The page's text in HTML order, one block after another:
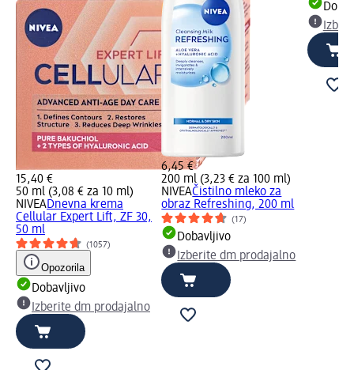
15,40 €
50 ml (3,08 € za 10 ml)
NIVEADnevna krema
Cellular Expert Lift, ZF 30,
50 ml
(1057)
Opozorila
Dobavljivo
Izberite dm prodajalno
6,45 €
200 ml (3,23 € za 100 ml)
NIVEAČistilno mleko za
obraz Refreshing, 200 ml
(17)
Dobavljivo
Izberite dm prodajalno